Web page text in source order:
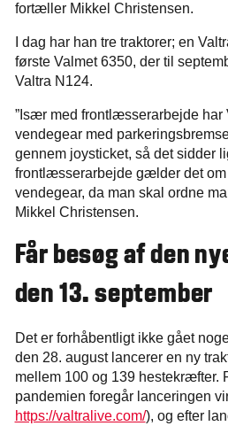
fortæller Mikkel Christensen.
I dag har han tre traktorer; en
første Valmet 6350, der til
Valtra N124.
”Især med frontlæsserarbejde har
vendegear med
gennem joysticket, så det sidder
frontlæsserarbejde gælder det om
vendegear, da man skal ordne
Mikkel Christensen.
Får besøg af den
den 13. september
Det er forhåbentligt ikke gået
den 28. august lancerer en ny
mellem 100 og 139 hestekræfter.
pandemien foregår lanceringen
https://valtralive.com/), og efter